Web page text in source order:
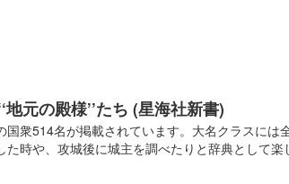
橋城） 御城印 龍虎獅子争奪 北条氏康公
開催された「群馬戦国御城印サミット2025」に
元の殿様’’たち (星海社新書)
国衆514名が掲載されています。大名クラスに
た時や、攻城後に城主を調べたりと辞典として